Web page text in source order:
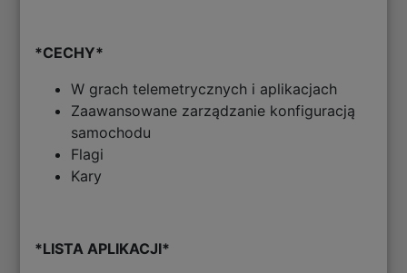
*CECHY*
W grach telemetrycznych i aplikacjach
Zaawansowane zarządzanie konfiguracją
samochodu
Flagi
Kary
*LISTA APLIKACJI*